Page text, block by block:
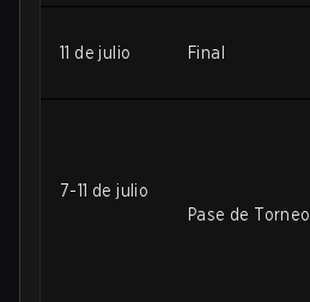
11 de julio Final
7-11 de julio
Pase de Torneo